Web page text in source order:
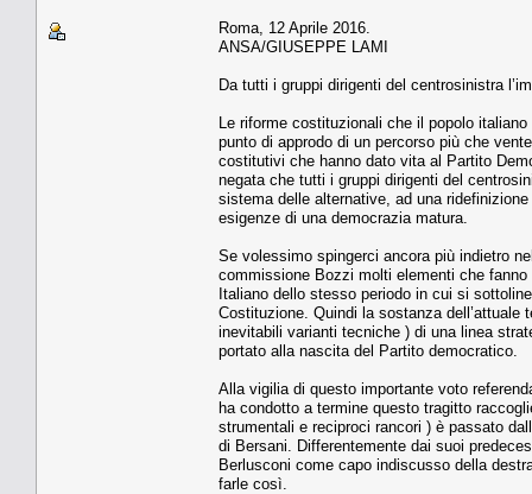
Roma, 12 Aprile 2016.
ANSA/GIUSEPPE LAMI
Da tutti i gruppi dirigenti del centrosinistra
Le riforme costituzionali che il popolo
punto di approdo di un percorso più che
costitutivi che hanno dato vita al Partito
negata che tutti i gruppi dirigenti del
sistema delle alternative, ad una
esigenze di una democrazia matura.
Se volessimo spingerci ancora più indietro
commissione Bozzi molti elementi che
Italiano dello stesso periodo in cui si
Costituzione. Quindi la sostanza dell’attuale
inevitabili varianti tecniche ) di una linea
portato alla nascita del Partito democratico.
Alla vigilia di questo importante voto
ha condotto a termine questo tragitto
strumentali e reciproci rancori ) è passato
di Bersani. Differentemente dai suoi
Berlusconi come capo indiscusso della
farle così.